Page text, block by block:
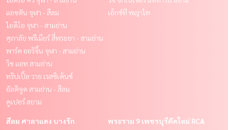
แอชตัน จุฬา - สีลม
ไอดีโอ จุฬา - สามย่าน
ศุภาลัย พรีเมียร์ สี่พระยา - สามย่าน
พาร์ค ออริจิ้น จุฬา - สามย่าน
วิช แอท สามย่าน
ทริปเปิ้ล วาย เรสซิเด้นซ์
อัลติจูด สามย่าน - สีลม
คูเปอร์ สยาม
เอ็กซ์ที พญาไท
สีลม ศาลาแดง บางรัก
พระราม 9 เพชรบุรีตัดใหม่ RCA